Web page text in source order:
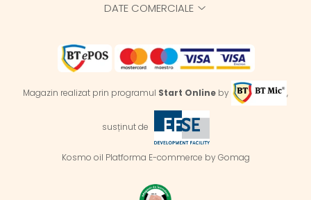
DATE COMERCIALE
Magazin realizat prin programul Start Online by ,
susținut de
Kosmo oil Platforma E-commerce by Gomag